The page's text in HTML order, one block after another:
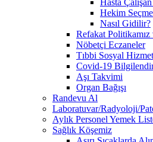
Hekim
Nasıl Gidilir?
Refakat
Nöbetçi Eczaneler
Tıbbi Sosyal
Covid-19
Aşı Takvimi
Organ Bağışı
Randevu Al
Laboratuvar/Radyoloji/
Aylık Personel Yemek
Sağlık Köşemiz